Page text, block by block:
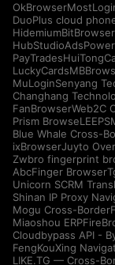
OkBrowser
DuoPlus cloud
HidemiumBitBrowser
HubStudio
PayTrades
LuckyCards
MuLoginSenyang
Changhang
FanBrowserWeb2C
Prism Browse
Blue Whale Cross-
ixBrowserJuyto
Zwbro fingerprint
AbcFinger Browser
Unicorn SCRM
Shinan IP Proxy
Mogu Cross-Border
Miaoshou ERP
Cloudbypass API -
FengKouXing
LIKE.TG — Cross-